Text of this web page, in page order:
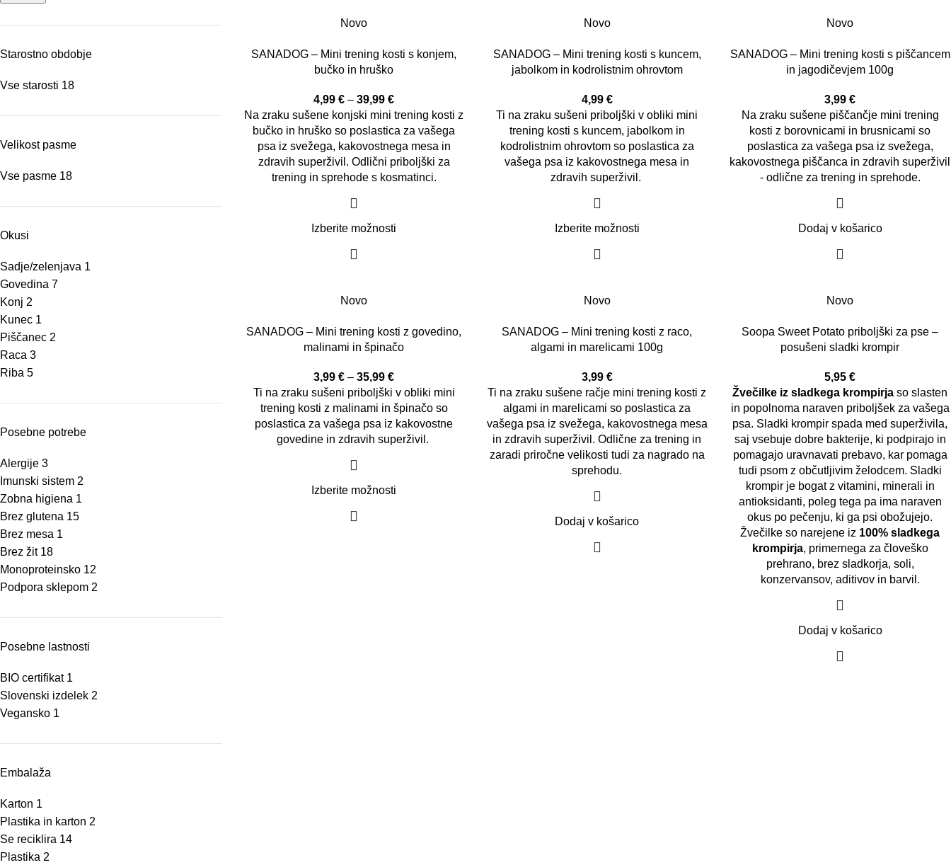
Starostno obdobje
Vse starosti 18
Velikost pasme
Vse pasme 18
Okusi
Sadje/zelenjava 1
Govedina 7
Konj 2
Kunec 1
Piščanec 2
Raca 3
Riba 5
Posebne potrebe
Alergije 3
Imunski sistem 2
Zobna higiena 1
Brez glutena 15
Brez mesa 1
Brez žit 18
Monoproteinsko 12
Podpora sklepom 2
Posebne lastnosti
BIO certifikat 1
Slovenski izdelek 2
Vegansko 1
Embalaža
Karton 1
Plastika in karton 2
Se reciklira 14
Plastika 2
Novo
SANADOG – Mini trening kosti s konjem,
bučko in hruško
4,99€ – 39,99€
Na zraku sušene konjski mini trening kosti z
bučko in hruško so poslastica za vašega
psa iz svežega, kakovostnega mesa in
zdravih superživil. Odlični priboljški za
trening in sprehode s kosmatinci.
Izberite možnosti
Novo
SANADOG – Mini trening kosti s kuncem,
jabolkom in kodrolistnim ohrovtom
4,99 €
Ti na zraku sušeni priboljški v obliki mini
trening kosti s kuncem, jabolkom in
kodrolistnim ohrovtom so poslastica za
vašega psa iz kakovostnega mesa in
zdravih superživil.
Izberite možnosti
Novo
SANADOG – Mini trening kosti s piščancem
in jagodičevjem 100g
3,99€
Na zraku sušene piščančje mini trening
kostiz borovnicami in brusnicami so
poslastica za vašega psa iz svežega,
kakovostnega piščanca in zdravih superživil
- odlične za trening in sprehode.
Dodaj v košarico
Novo
SANADOG – Mini trening kosti z govedino,
malinami in špinačo
3,99€ – 35,99€
Ti na zraku sušeni priboljški v obliki mini
trening kosti z malinami in špinačo so
poslastica za vašega psa iz kakovostne
govedine in zdravih superživil.
Izberite možnosti
Novo
SANADOG – Mini trening kosti z raco,
algami in marelicami 100g
3,99 €
Ti na zraku sušene račje mini trening kosti z
algami in marelicami so poslastica za
vašega psa iz svežega, kakovostnega mesa
in zdravih superživil. Odlične za trening in
zaradi priročne velikosti tudi za nagrado na
sprehodu.
Dodaj v košarico
Novo
Soopa Sweet Potato priboljški za pse –
posušeni sladki krompir
5,95€
Žvečilke iz sladkega krompirja so slasten
in popolnoma naraven priboljšek za vašega
psa. Sladki krompir spada med superživila,
saj vsebuje dobre bakterije, ki podpirajo in
pomagajo uravnavati prebavo, kar pomaga
tudi psom z občutljivim želodcem. Sladki
krompir je bogat z vitamini, minerali in
antioksidanti, poleg tega pa ima naraven
okus po pečenju, ki ga psi obožujejo.
Žvečilke so narejene iz 100% sladkega
krompirja, primernega za človeško
prehrano, brez sladkorja, soli,
konzervansov, aditivov in barvil.
Dodaj v košarico